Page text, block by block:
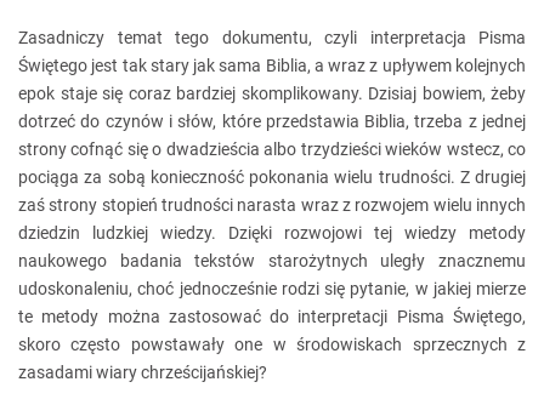
Zasadniczy temat tego dokumentu, czyli interpretacja Pisma
Świętego jest tak stary jak sama Biblia, a wraz z upływem kolejnych
epok staje się coraz bardziej skomplikowany. Dzisiaj bowiem, żeby
dotrzeć do czynów i słów, które przedstawia Biblia, trzeba z jednej
strony cofnąć się o dwadzieścia albo trzydzieści wieków wstecz, co
pociąga za sobą konieczność pokonania wielu trudności. Z drugiej
zaś strony stopień trudności narasta wraz z rozwojem wielu innych
dziedzin ludzkiej wiedzy. Dzięki rozwojowi tej wiedzy metody
naukowego badania tekstów starożytnych uległy znacznemu
udoskonaleniu, choć jednocześnie rodzi się pytanie, w jakiej mierze
te metody można zastosować do interpretacji Pisma Świętego,
skoro często powstawały one w środowiskach sprzecznych z
zasadami wiary chrześcijańskiej?